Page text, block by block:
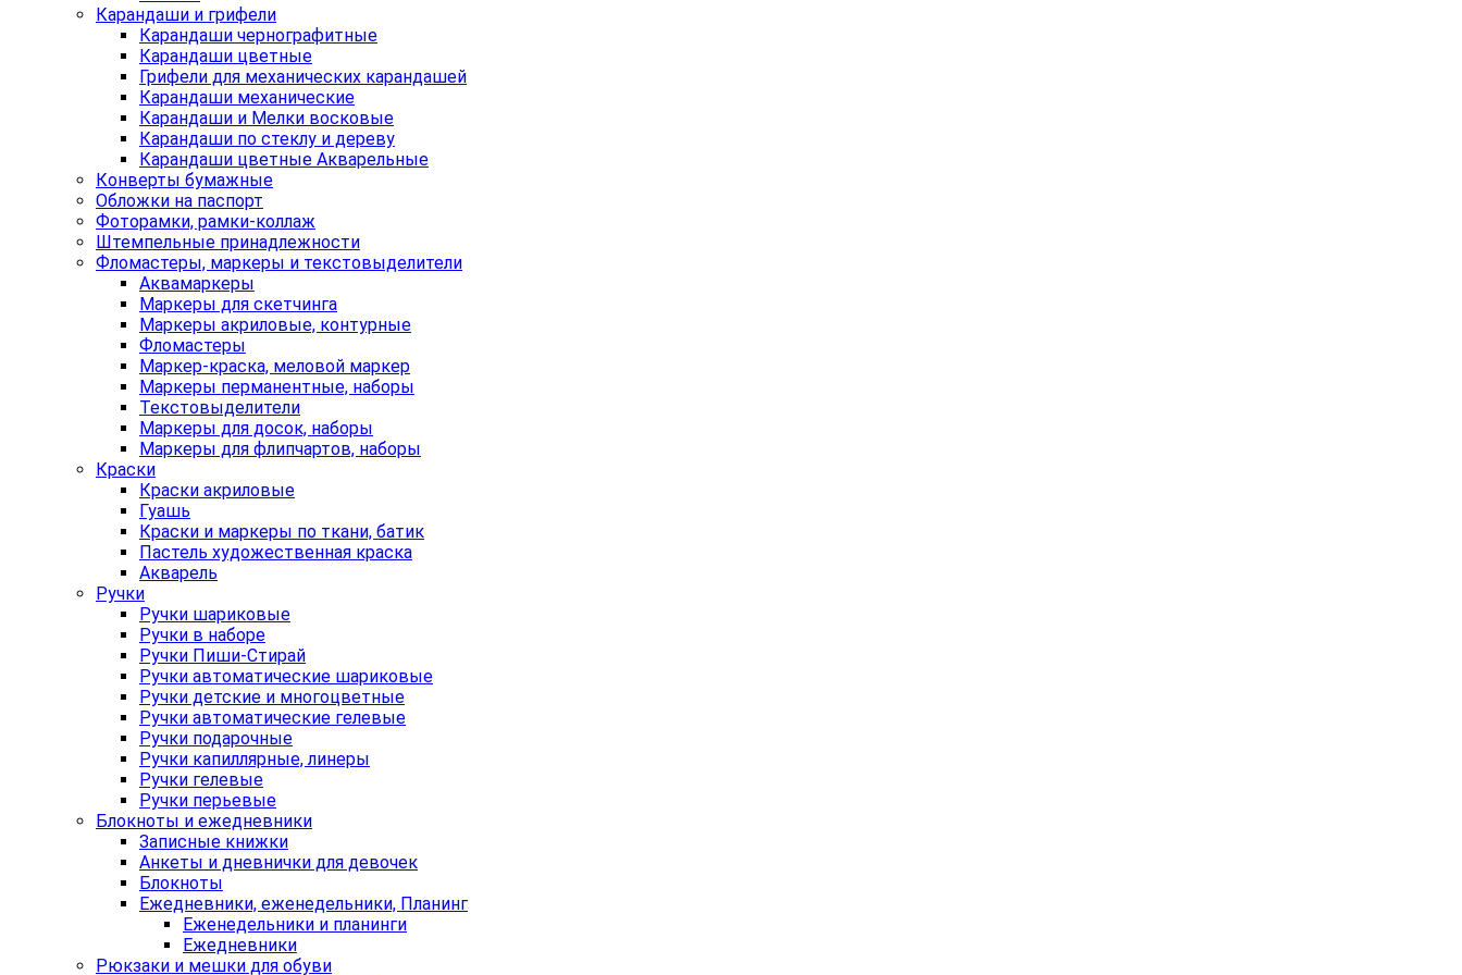
Карандаши и грифели
Карандаши чернографитные
Карандаши цветные
Грифели для механических карандашей
Карандаши механические
Карандаши и Мелки восковые
Карандаши по стеклу и дереву
Карандаши цветные Акварельные
Конверты бумажные
Обложки на паспорт
Фоторамки, рамки-коллаж
Штемпельные принадлежности
Фломастеры, маркеры и текстовыделители
Аквамаркеры
Маркеры для скетчинга
Маркеры акриловые, контурные
Фломастеры
Маркер-краска, меловой маркер
Маркеры перманентные, наборы
Текстовыделители
Маркеры для досок, наборы
Маркеры для флипчартов, наборы
Краски
Краски акриловые
Гуашь
Краски и маркеры по ткани, батик
Пастель художественная краска
Акварель
Ручки
Ручки шариковые
Ручки в наборе
Ручки Пиши-Стирай
Ручки автоматические шариковые
Ручки детские и многоцветные
Ручки автоматические гелевые
Ручки подарочные
Ручки капиллярные, линеры
Ручки гелевые
Ручки перьевые
Блокноты и ежедневники
Записные книжки
Анкеты и дневнички для девочек
Блокноты
Ежедневники, еженедельники, Планинг
Еженедельники и планинги
Ежедневники
Рюкзаки и мешки для обуви